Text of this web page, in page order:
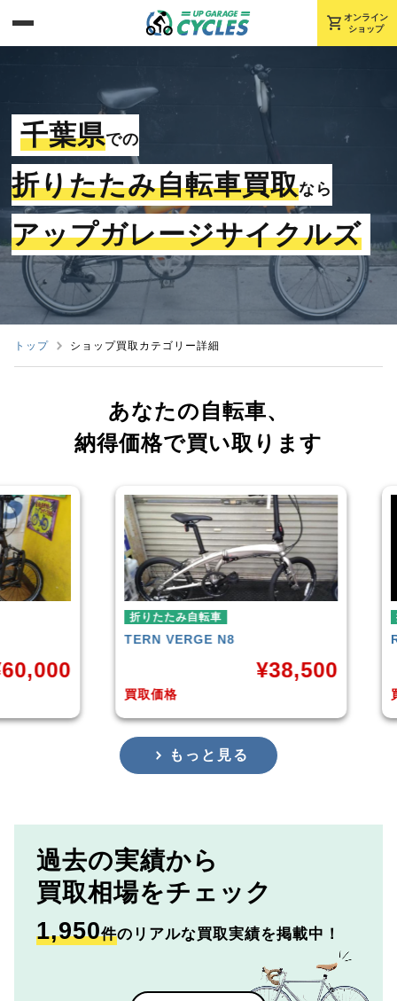
shopping_cart オンライン
ショップ
千葉県での
折りたたみ自転車買取なら
アップガレージサイクルズ
トップ ショップ買取カテゴリー詳細
あなたの自転車、
納得価格で買い取ります
¥38,500
折りたたみ自転車
RENAULT
¥16,799
もっと見る
過去の実績から
買取相場をチェック
1,950件のリアルな買取実績を掲載中！